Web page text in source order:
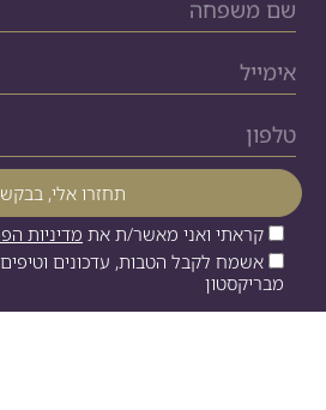
קראתי ואני מאשר/ת את מדיניות
אשמח לקבל הטבות, עדכונים וטיפים
מבריקסטון